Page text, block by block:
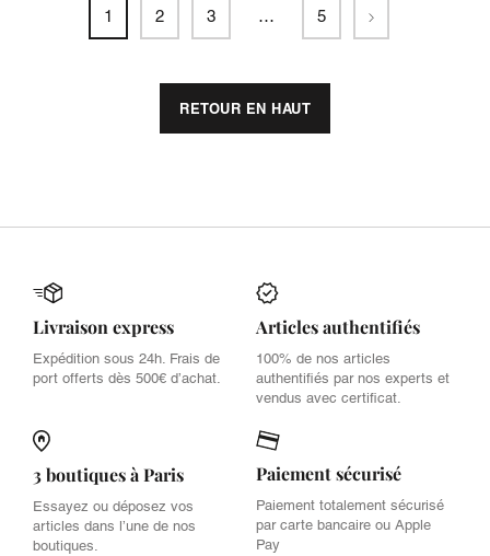
1 2 3 … 5 Suivant
RETOUR EN HAUT
Livraison express
Expédition sous 24h. Frais de
port offerts dès 500€ d’achat.
Articles authentifiés
100% de nos articles
authentifiés par nos experts et
vendus avec certificat.
3 boutiques à Paris
Essayez ou déposez vos
articles dans l’une de nos
boutiques.
Paiement sécurisé
Paiement totalement sécurisé
par carte bancaire ou Apple
Pay